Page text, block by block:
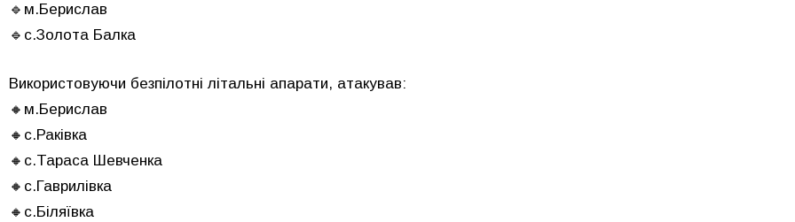
🔹м.Берислав
🔹с.Золота Балка
Використовуючи безпілотні літальні апарати, атакував:
🔸м.Берислав
🔸с.Раківка
🔸с.Тараса Шевченка
🔸с.Гаврилівка
🔸с.Біляївка